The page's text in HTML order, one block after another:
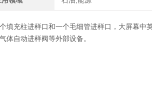
填充柱进样口和一个毛细管进样口，大屏幕中
体自动进样阀等外部设备。